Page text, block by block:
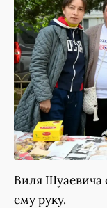
Виля Шуаевича
ему руку.